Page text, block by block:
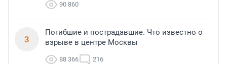
90 860
3
Погибшие и пострадавшие. Что известно о
взрыве в центре Москвы
88 366 216